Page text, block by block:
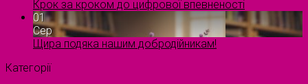
Крок за кроком до цифрової впевненості
01
Сер
Щира подяка нашим добродійникам!
Категорії